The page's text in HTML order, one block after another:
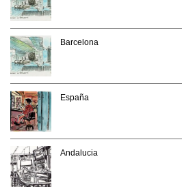
Barcelona
España
Andalucia